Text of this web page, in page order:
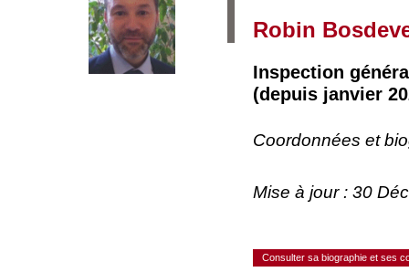
Robin
Inspection
(depuis janvier
Coordonnées et
Mise à jour : 30
Consulter sa biographie et ses